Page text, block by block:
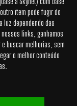
item pode fugir do
luz dependendo das
links, ganhamos
buscar melhorias, sem
o melhor conteúdo